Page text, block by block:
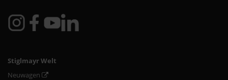
Stiglmayr Welt
Neuwagen